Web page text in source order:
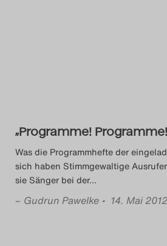
„Programme!
Was die Programmhefte der
sich haben Stimmgewaltige
sie Sänger bei der…
– Gudrun Pawelke • 14. Mai 2012